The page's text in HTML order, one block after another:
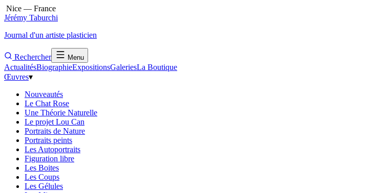
Nice — France
Jérémy Taburchi
Journal d'un artiste plasticien
Rechercher Menu
ActualitésBiographieExpositionsGaleriesLa Boutique
Œuvres▾
Nouveautés
Le Chat Rose
Une Théorie Naturelle
Le projet Lou Can
Portraits de Nature
Portraits peints
Les Autoportraits
Figuration libre
Les Boites
Les Coups
Les Gélules